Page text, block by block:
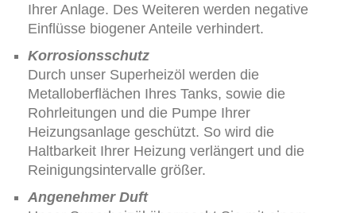
Ihrer Anlage. Des Weiteren werden negative
Einflüsse biogener Anteile verhindert.
Korrosionsschutz
Durch unser Superheizöl werden die
Metalloberflächen Ihres Tanks, sowie die
Rohrleitungen und die Pumpe Ihrer
Heizungsanlage geschützt. So wird die
Haltbarkeit Ihrer Heizung verlängert und die
Reinigungsintervalle größer.
Angenehmer Duft